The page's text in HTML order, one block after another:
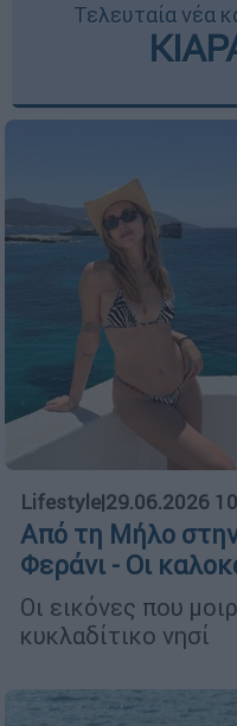
Τελευταία νέα
Lifestyle|29.06.2026
Από τη Μήλο
Φεράνι - Οι
Οι εικόνες που
κυκλαδίτικο νησί